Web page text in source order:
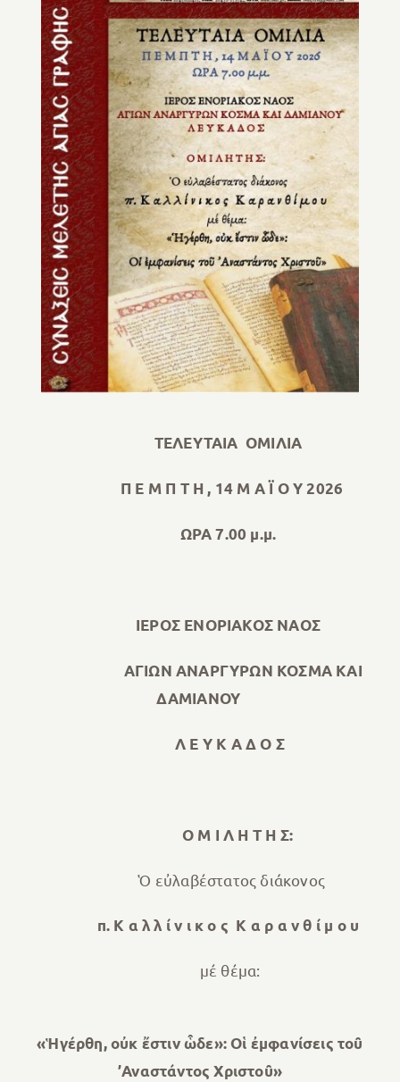
ΤΕΛΕΥΤΑΙΑ ΟΜΙΛΙΑ
Π Ε Μ Π Τ Η , 14 Μ Α Ϊ Ο Υ 2026
ΩΡΑ 7.00 μ.μ.
ΙΕΡΟΣ ΕΝΟΡΙΑΚΟΣ ΝΑΟΣ
ΑΓΙΩΝ ΑΝΑΡΓΥΡΩΝ ΚΟΣΜΑ ΚΑΙ
ΔΑΜΙΑΝΟΥ
Λ Ε Υ Κ Α Δ Ο Σ
Ο Μ Ι Λ Η Τ Η Σ:
Ὁ εὐλαβέστατος διάκονος
π. Κ α λ λ ί ν ι κ ο ς Κ α ρ α ν θ ί μ ο υ
μέ θέμα:
«Ἡγέρθη, οὐκ ἔστιν ὧδε»: Οἱ ἐμφανίσεις τοῦ
’Αναστάντος Χριστοῦ»